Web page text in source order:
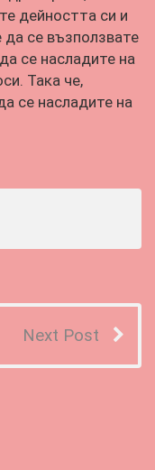
дейността си и
се възползвате
се насладите на
Така че,
се насладите на
Next Post